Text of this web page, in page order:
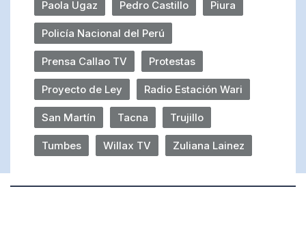
Paola Ugaz Pedro Castillo Piura
Policía Nacional del Perú
Prensa Callao TV Protestas
Proyecto de Ley Radio Estación Wari
San Martín Tacna Trujillo
Tumbes Willax TV Zuliana Lainez